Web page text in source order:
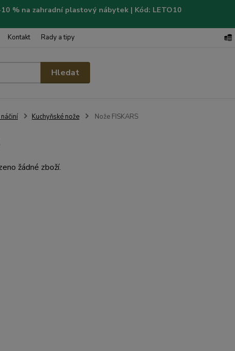
10 % na zahradní plastový nábytek | Kód: LETO10
Kontakt Rady a tipy
Hledat
Kuchyňské nože Nože FISKARS
žádné zboží.